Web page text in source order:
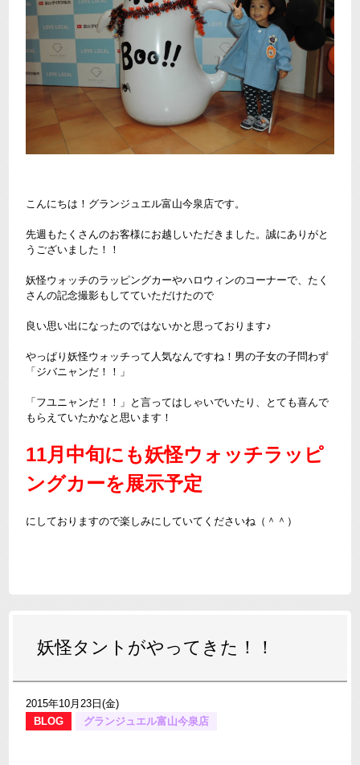
こんにちは！グランジュエル富山今泉店です。
先週もたくさんのお客様にお越しいただきました。誠にありがと
うございました！！
妖怪ウォッチのラッピングカーやハロウィンのコーナーで、たく
さんの記念撮影もしてていただけたので
良い思い出になったのではないかと思っております♪
やっぱり妖怪ウォッチって人気なんですね！男の子女の子問わず
「ジバニャンだ！！」
「フユニャンだ！！」と言ってはしゃいでいたり、とても喜んで
もらえていたかなと思います！
11月中旬にも妖怪ウォッチラッピ
ングカーを展示予定
にしておりますので楽しみにしていてくださいね（＾＾）
妖怪タントがやってきた！！
2015年10月23日(金)
BLOG
グランジュエル富山今泉店